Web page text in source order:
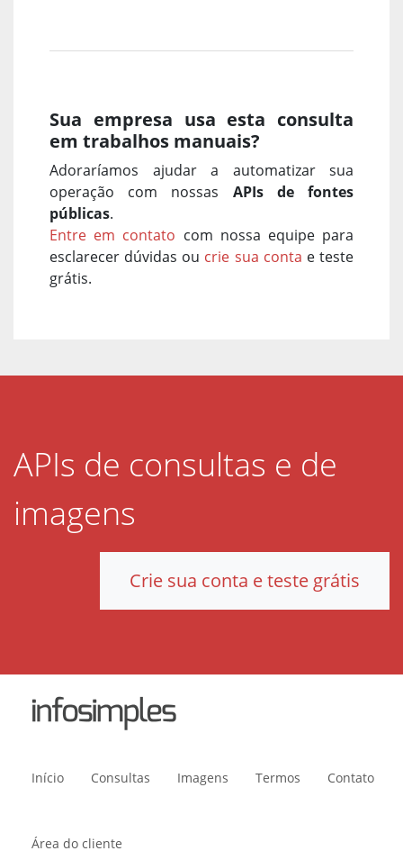
Sua empresa usa esta consulta
em trabalhos manuais?
Adoraríamos ajudar a automatizar sua
operação com nossas APIs de fontes
públicas.
Entre em contato com nossa equipe para
esclarecer dúvidas ou crie sua conta e teste
grátis.
APIs de consultas e de
imagens
Crie sua conta e teste grátis
Início Consultas Imagens Termos Contato
Área do cliente